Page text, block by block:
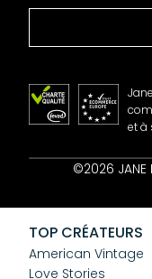
Contact
CGV
Confidentialité
Cookies
et à
©2026
TOP CRÉATEURS
American Vintage
Love Stories